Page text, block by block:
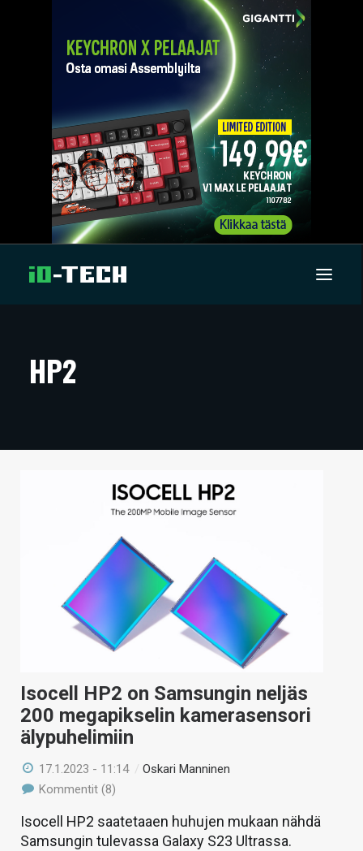
ARTIKKELIT
TECHBBS
VAIHDA TEEMA
HP2
Isocell HP2 on Samsungin neljäs
200 megapikselin kamerasensori
älypuhelimiin
17.1.2023 - 11:14 /Oskari Manninen
Kommentit (8)
Isocell HP2 saatetaaen huhujen mukaan nähdä
Samsungin tulevassa Galaxy S23 Ultrassa.